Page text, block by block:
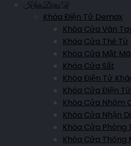
Showroom Bắc Giang
Nguyễn Văn Cừ, P. Ngô Quyền, Tp
0911.007.365
Showroom Lào Cai
Hoàng Liên, P.Kim Tân, TP.Lào Cai,
0961.007.365
Khóa Điện Tử
Khóa Điện Tử Demax
Khóa Cửa Vân
Khóa Cửa Thẻ Từ
Khóa Cửa Mật Mã
Khóa Cửa Sắt
Khóa Điện Tử
Khóa Cửa Điện
Khóa Cửa Nhôm
Khóa Cửa Nhận
Khóa Cửa Phòng
Khóa Cửa Thông